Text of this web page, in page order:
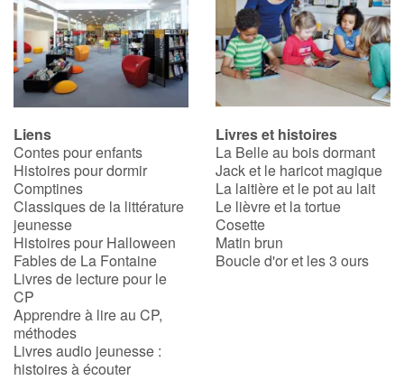
Liens
Contes pour enfants
Histoires pour dormir
Comptines
Classiques de la littérature
jeunesse
Histoires pour Halloween
Fables de La Fontaine
Livres de lecture pour le
CP
Apprendre à lire au CP,
méthodes
Livres audio jeunesse :
histoires à écouter
Livres et histoires
La Belle au bois dormant
Jack et le haricot magique
La laitière et le pot au lait
Le lièvre et la tortue
Cosette
Matin brun
Boucle d'or et les 3 ours